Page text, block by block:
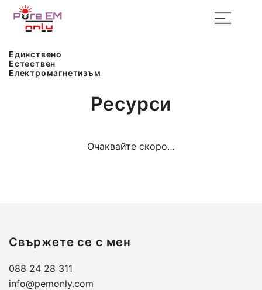
Електромагнетизъм
Единствено
Естествен
Електромагнетизъм
Ресурси
Очаквайте скоро…
Свържете се с мен
088 24 28 311
info@pemonly.com